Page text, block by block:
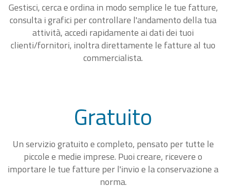
Gestisci, cerca e ordina in modo semplice le tue fatture,
consulta i grafici per controllare l'andamento della tua
attività, accedi rapidamente ai dati dei tuoi
clienti/fornitori, inoltra direttamente le fatture al tuo
commercialista.
Gratuito
Un servizio gratuito e completo, pensato per tutte le
piccole e medie imprese. Puoi creare, ricevere o
importare le tue fatture per l'invio e la conservazione a
norma.